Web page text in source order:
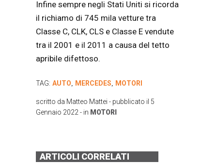
Infine sempre negli Stati Uniti si ricorda
il richiamo di 745 mila vetture tra
Classe C, CLK, CLS e Classe E vendute
tra il 2001 e il 2011 a causa del tetto
apribile difettoso.
TAG: AUTO MERCEDES MOTORI
scritto da Matteo Mattei - pubblicato il 5
Gennaio 2022 - in MOTORI
ARTICOLI CORRELATI